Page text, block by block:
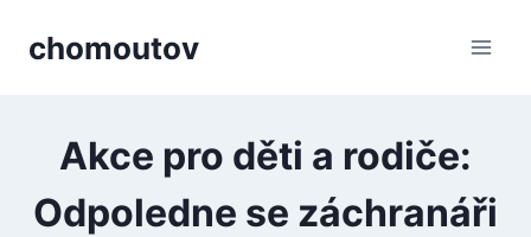
chomoutov
Akce pro děti a rodiče:
Odpoledne se záchranáři